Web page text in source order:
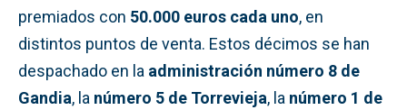
premiados con 50.000 euros cada uno, en
distintos puntos de venta. Estos décimos se han
despachado en la administración número 8 de
Gandia, la número 5 de Torrevieja, la número 1 de